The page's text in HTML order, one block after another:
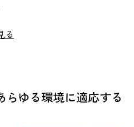
る
ゆる環境に適応する